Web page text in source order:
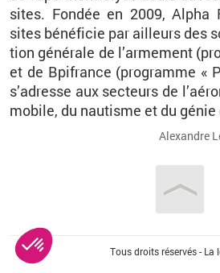
sites. Fon­dée en 2009, Alpha
sites bé­né­fi­cie par ailleurs des
tion gé­né­rale de l’ar­me­ment
et de Bpi­france (pro­gramme «
s’adresse aux sec­teurs de
mo­bile, du nau­tisme et du
Alexandre
Vous êtes ici Tous droits réservés - La